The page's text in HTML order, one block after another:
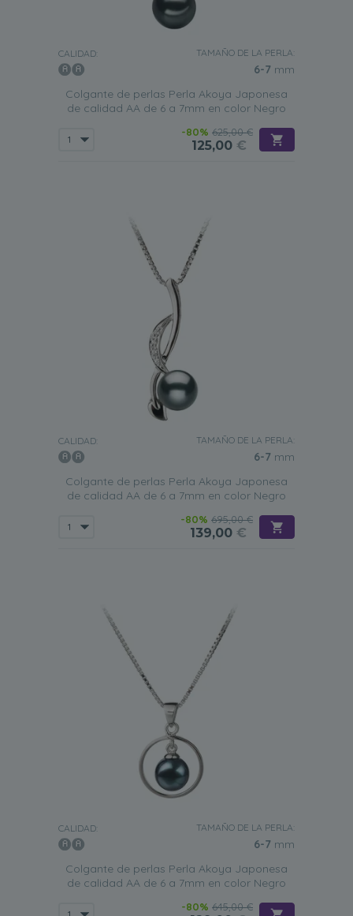
CALIDAD: TAMAÑO DE LA PERLA:
6-7 mm
Colgante de perlas Perla Akoya Japonesa
de calidad AA de 6 a 7mm en color Negro
-80% 625,00 €
125,00 €
CALIDAD: TAMAÑO DE LA PERLA:
6-7 mm
Colgante de perlas Perla Akoya Japonesa
de calidad AA de 6 a 7mm en color Negro
-80% 695,00 €
139,00 €
CALIDAD: TAMAÑO DE LA PERLA:
6-7 mm
Colgante de perlas Perla Akoya Japonesa
de calidad AA de 6 a 7mm en color Negro
-80% 645,00 €